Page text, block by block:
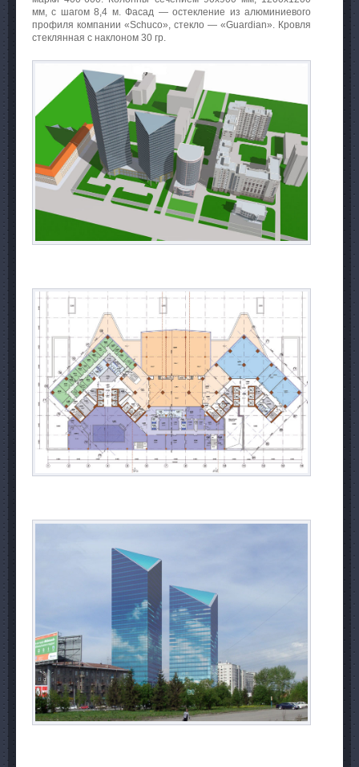
мм, с шагом 8,4 м. Фасад — остекление из алюминиевого
профиля компании «Schuco», стекло — «Guardian». Кровля
стеклянная с наклоном 30 гр.